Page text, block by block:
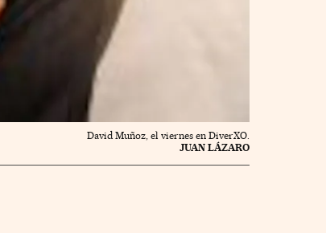
David Muñoz, el viernes en DiverXO.
JUAN LÁZARO